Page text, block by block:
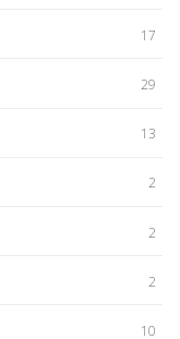
17
29
13
2
2
2
10